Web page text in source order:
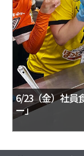
株式会社
おふくろの
株式会社カ
株式会社
株式会社
株式会社ファ
株式会社
株式会社
トータルラ
農業法人の
フードサー
リサーチ・ア
食品の品質
ロジスティ
健康経営の
6/23（金）社員
ー」